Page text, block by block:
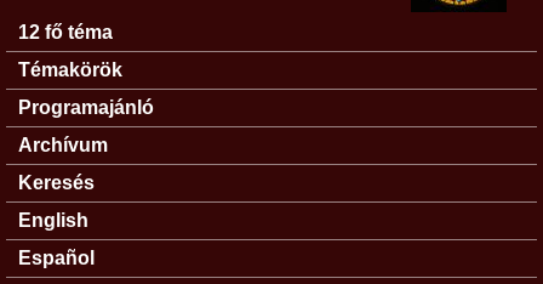
Főmenü
12 fő téma
Témakörök
Programajánló
Archívum
Keresés
English
Español